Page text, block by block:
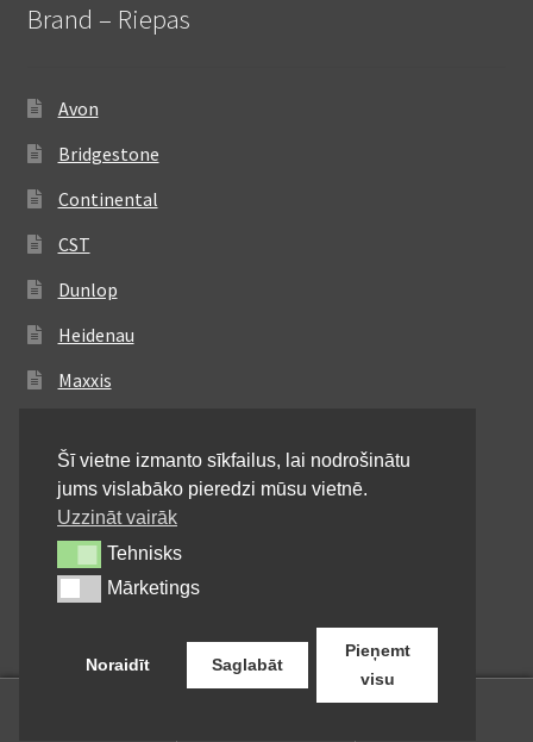
Brand – Riepas
Avon
Bridgestone
Continental
CST
Dunlop
Heidenau
Maxxis
Michelin
Mitas
Pirelli
Shinko
Šī vietne izmanto sīkfailus, lai nodrošinātu
jums vislabāko pieredzi mūsu vietnē.
Uzzināt vairāk
TehnisksTehnisks
MārketingsMārketings
Noraidīt Saglabāt
Pieņemt
visu